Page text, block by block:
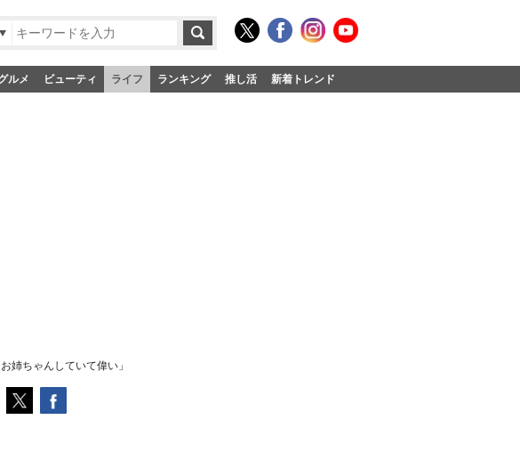
ルメ ビューティ ライフ ランキング 推し活 新着トレンド
姉ちゃんしていて偉い」